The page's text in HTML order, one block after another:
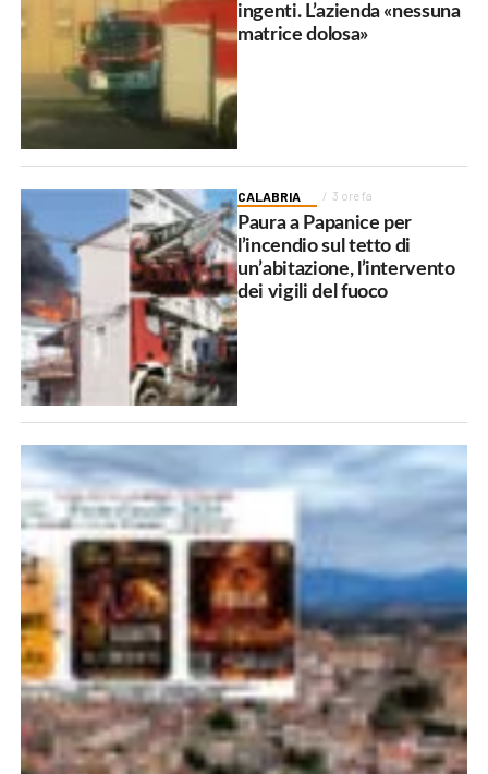
ingenti. L’azienda «nessuna
matrice dolosa»
CALABRIA 3 ore fa
Paura a Papanice per
l’incendio sul tetto di
un’abitazione, l’intervento
dei vigili del fuoco